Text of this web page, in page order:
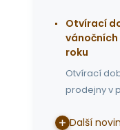
Otvírací
roku
Otvírací
prodejny v
Další